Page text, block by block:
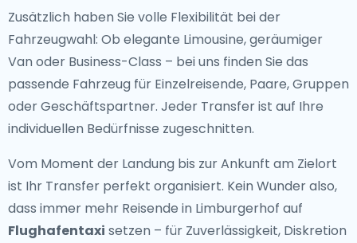
Zusätzlich haben Sie volle Flexibilität bei der
Fahrzeugwahl: Ob elegante Limousine, geräumiger
Van oder Business-Class – bei uns finden Sie das
passende Fahrzeug für Einzelreisende, Paare, Gruppen
oder Geschäftspartner. Jeder Transfer ist auf Ihre
individuellen Bedürfnisse zugeschnitten.
Vom Moment der Landung bis zur Ankunft am Zielort
ist Ihr Transfer perfekt organisiert. Kein Wunder also,
dass immer mehr Reisende in Limburgerhof auf
Flughafentaxi setzen – für Zuverlässigkeit, Diskretion